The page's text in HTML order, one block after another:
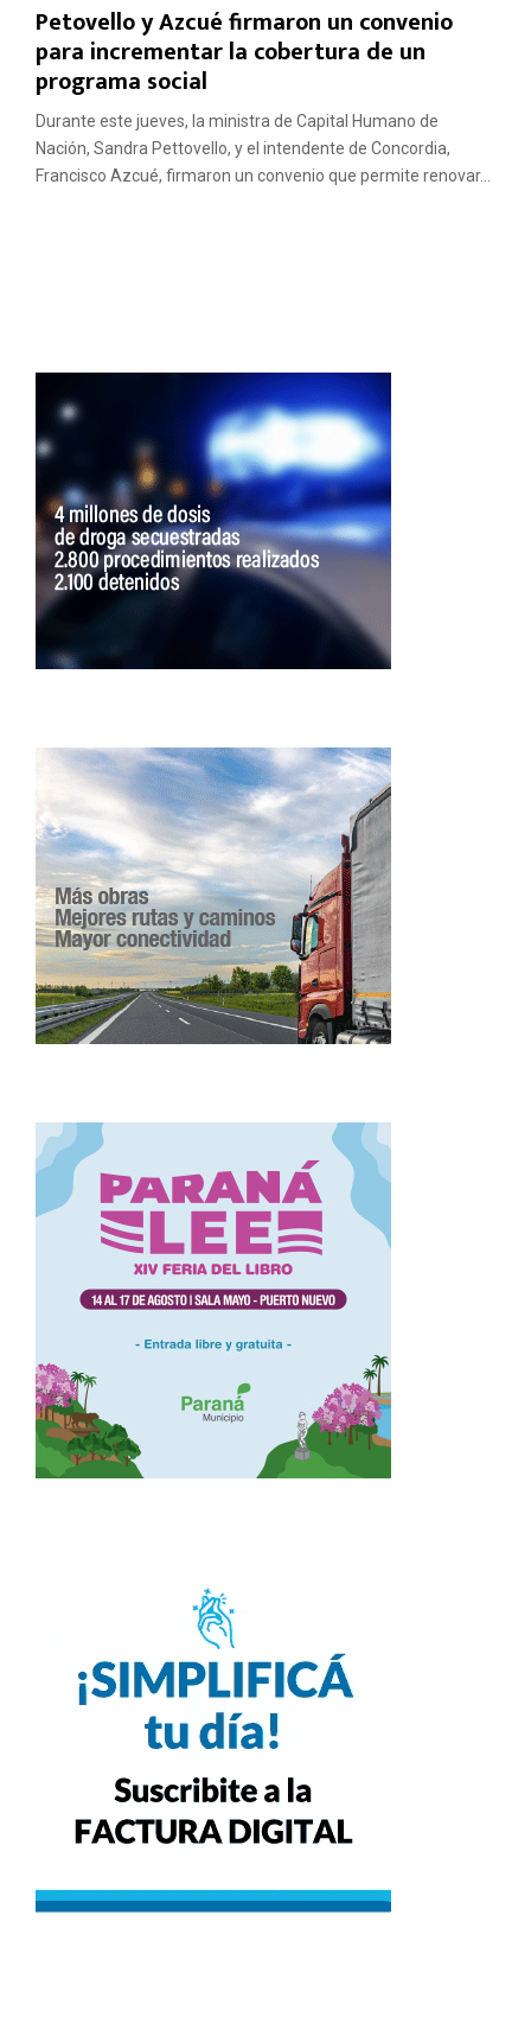
Petovello y Azcué firmaron un convenio
para incrementar la cobertura de un
programa social
Durante este jueves, la ministra de Capital Humano de
Nación, Sandra Pettovello, y el intendente de Concordia,
Francisco Azcué, firmaron un convenio que permite renovar...